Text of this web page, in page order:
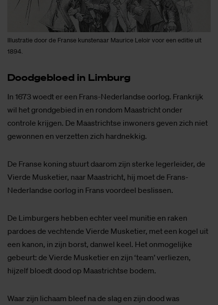
Illustratie door de Franse kunstenaar Maurice Leloir voor een editie uit
1894.
Dood­ge­bloed in Lim­burg
In 1673 woedt er een Frans-Nederlandse oorlog. Frankrijk
wil het grondgebied in en rondom Maastricht onder
controle krijgen. De Maastrichtse inwoners geven zich niet
gewonnen en verzetten zich hardnekkig.
De Franse koning stuurt daarom zijn sterke legerleider, de
Vierde Musketier, naar Maastricht, hij moet de Frans-
Nederlandse oorlog in Frans voordeel beslissen.
De Limburgers hebben echter veel munitie en raken
pardoes de vechtende Vierde Musketier, met een kogel uit
een kanon, in zijn borst, danwel keel. Het onmogelijke
gebeurt: de Vierde Musketier en zijn ‘team’ verliezen,
hijzelf bloedt dood op Maastrichtse bodem.
Waar zijn lichaam bleef na de slag en zijn dood was